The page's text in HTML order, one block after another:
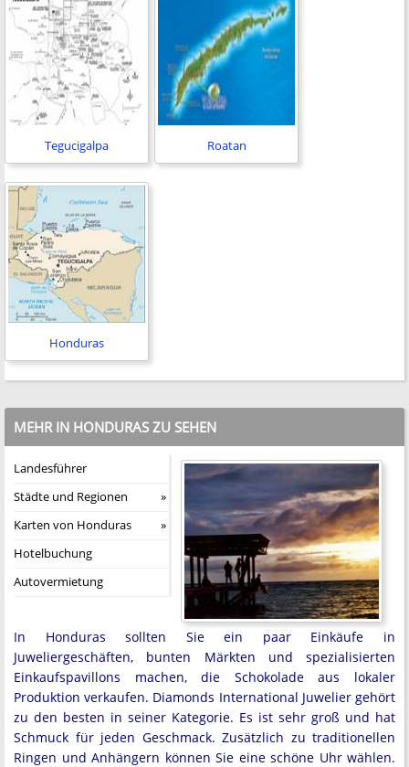
Tegucigalpa Roatan
Honduras
MEHR IN HONDURAS ZU SEHEN
Landesführer
Städte und Regionen
Karten von Honduras
Hotelbuchung
Autovermietung
In Honduras sollten Sie ein paar Einkäufe in
Juweliergeschäften, bunten Märkten und spezialisierten
Einkaufspavillons machen, die Schokolade aus lokaler
Produktion verkaufen. Diamonds International Juwelier gehört
zu den besten in seiner Kategorie. Es ist sehr groß und hat
Schmuck für jeden Geschmack. Zusätzlich zu traditionellen
Ringen und Anhängern können Sie eine schöne Uhr wählen.